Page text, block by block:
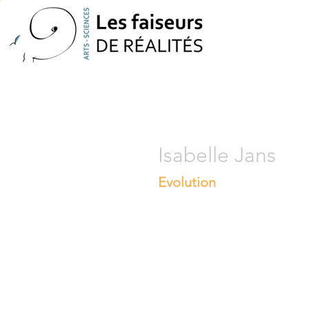
Isabelle Jans
Evolution